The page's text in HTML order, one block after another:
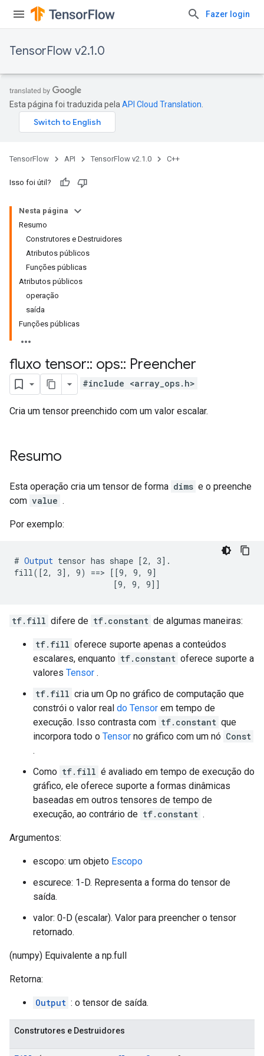
Fazer login
TensorFlow v2.1.0
Esta página foi traduzida pela API Cloud Translation
TensorFlow API TensorFlow v2.1.0 C++
Isso foi útil?
Nesta página
Resumo
Construtores e Destruidores
Atributos públicos
Funções públicas
Atributos públicos
operação
saída
Funções públicas
fluxo tensor:: ops:: Preencher
#include <array_ops.h>
Cria um tensor preenchido com um valor escalar.
Resumo
Esta operação cria um tensor de forma dims e o preenche
com value .
Por exemplo:
# Output tensor has shape [2, 3].
fill([2, 3], 9) ==> [[9, 9, 9]
                     [9, 9, 9]]
tf.fill difere de tf.constant de algumas maneiras:
tf.fill oferece suporte apenas a conteúdos
escalares, enquanto tf.constant oferece suporte a
valores Tensor .
tf.fill cria um Op no gráfico de computação que
constrói o valor real do Tensor em tempo de
execução. Isso contrasta com tf.constant que
incorpora todo o Tensor no gráfico com um nó Const
.
Como tf.fill é avaliado em tempo de execução do
gráfico, ele oferece suporte a formas dinâmicas
baseadas em outros tensores de tempo de
execução, ao contrário de tf.constant .
Argumentos:
escopo: um objeto Escopo
escurece: 1-D. Representa a forma do tensor de
saída.
valor: 0-D (escalar). Valor para preencher o tensor
retornado.
(numpy) Equivalente a np.full
Retorna:
Output : o tensor de saída.
Construtores e Destruidores